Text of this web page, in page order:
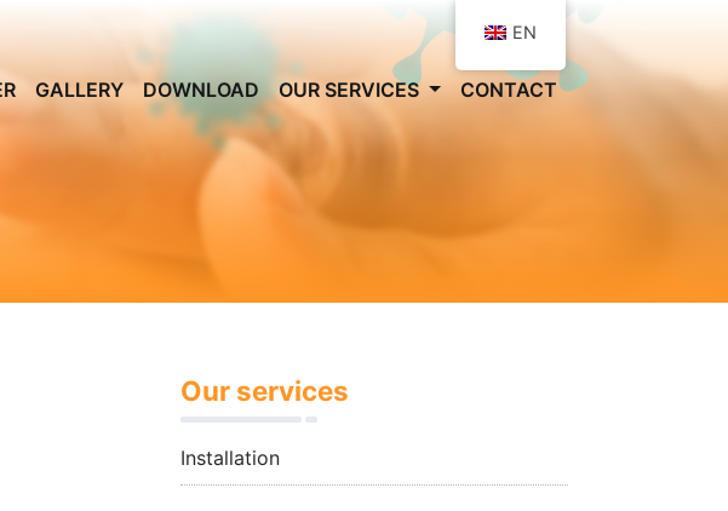
GALLERY DOWNLOAD OUR SERVICES CONTACT
Our services
Installation
EN